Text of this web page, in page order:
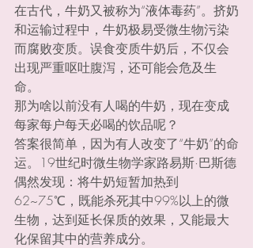
在古代，牛奶又被称为“液体毒药”。挤奶
和运输过程中，牛奶极易受微生物污染
而腐败变质。误食变质牛奶后，不仅会
出现严重呕吐腹泻，还可能会危及生
命。
那为啥以前没有人喝的牛奶，现在变成
每家每户每天必喝的饮品呢？
答案很简单，因为有人改变了“牛奶”的命
运。19世纪时微生物学家路易斯·巴斯德
偶然发现：将牛奶短暂加热到
62~75℃，既能杀死其中99%以上的微
生物，达到延长保质的效果，又能最大
化保留其中的营养成分。